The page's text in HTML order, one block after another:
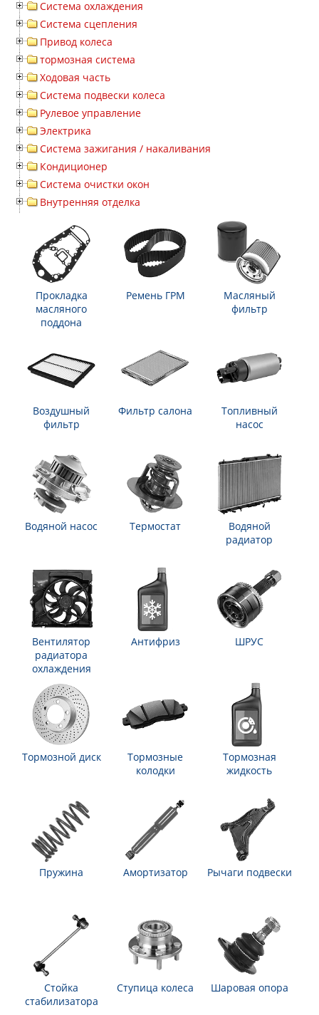
Система охлаждения
Система сцепления
Привод колеса
тормозная система
Ходовая часть
Система подвески колеса
Рулевое управление
Электрика
Система зажигания / накаливания
Кондиционер
Система очистки окон
Внутренняя отделка
Прокладка
масляного
поддона
Ремень ГРМ
Масляный
фильтр
Воздушный
фильтр
Фильтр салона
Топливный
насос
Водяной насос Термостат
Водяной
радиатор
Вентилятор
радиатора
охлаждения
Антифриз ШРУС
Тормозной диск
Тормозные
колодки
Тормозная
жидкость
Пружина Амортизатор Рычаги подвески
Стойка
стабилизатора
Ступица колеса Шаровая опора